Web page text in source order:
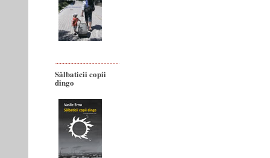
Sălbaticii copii
dingo